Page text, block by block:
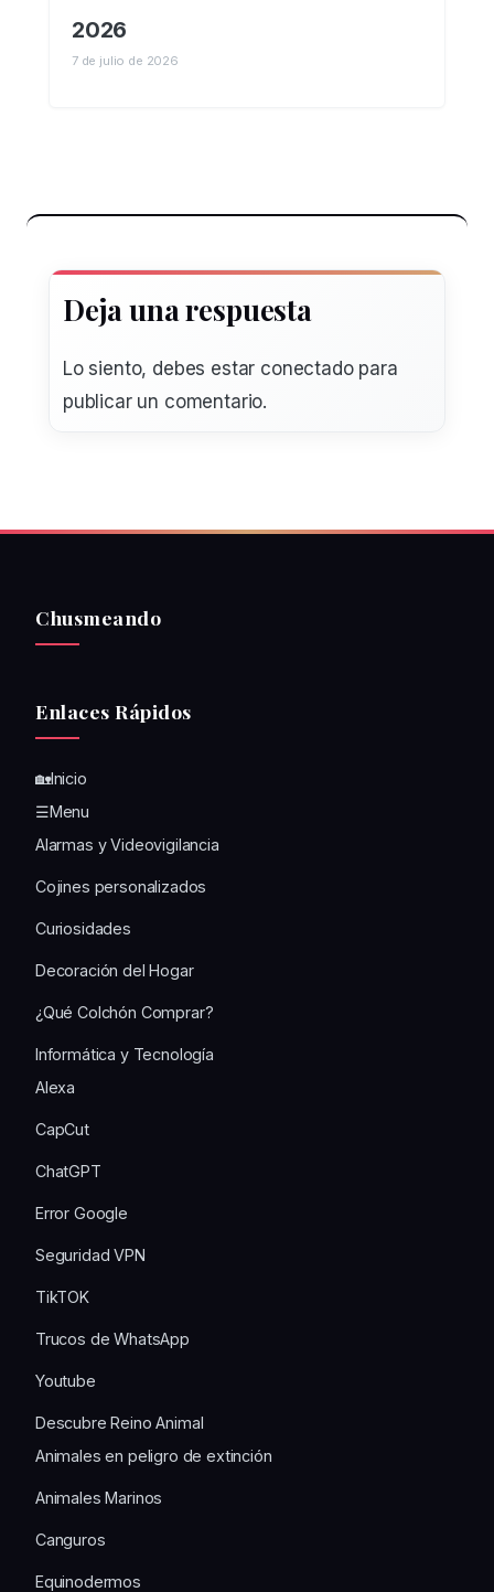
2026
7 de julio de 2026
Deja una respuesta
Lo siento, debes estar conectadopara
publicar un comentario.
Chusmeando
Enlaces Rápidos
🏡Inicio
☰Menu
Alarmas y Videovigilancia
Cojines personalizados
Curiosidades
Decoración del Hogar
¿Qué Colchón Comprar?
Informática y Tecnología
Alexa
CapCut
ChatGPT
Error Google
Seguridad VPN
TikTOK
Trucos de WhatsApp
Youtube
Descubre Reino Animal
Animales en peligro de extinción
Animales Marinos
Canguros
Equinodermos